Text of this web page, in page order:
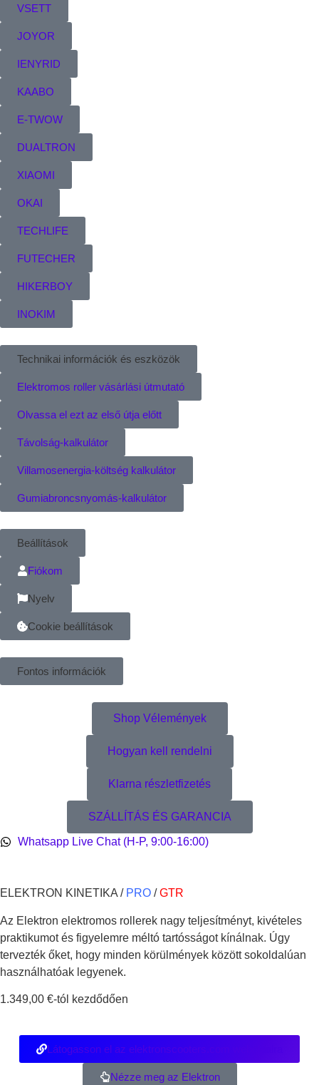
VSETT
JOYOR
IENYRID
KAABO
E-TWOW
DUALTRON
XIAOMI
OKAI
TECHLIFE
FUTECHER
HIKERBOY
INOKIM
Technikai információk és eszközök
Elektromos roller vásárlási útmutató
Olvassa el ezt az első útja előtt
Távolság-kalkulátor
Villamosenergia-költség kalkulátor
Gumiabroncsnyomás-kalkulátor
Beállítások
Fiókom
Nyelv
Cookie beállítások
Fontos információk
Shop Vélemények
Hogyan kell rendelni
Klarna részletfizetés
SZÁLLÍTÁS ÉS GARANCIA
Whatsapp Live Chat (H-P, 9:00-16:00)
ELEKTRON KINETIKA / PRO /GTR
Az Elektron elektromos rollerek nagy teljesítményt, kivételes
praktikumot és figyelemre méltó tartósságot kínálnak. Úgy
tervezték őket, hogy minden körülmények között sokoldalúan
használhatóak legyenek.
1.349,00 €-tól kezdődően
Látogasson el az elektronscooters.com weboldalra
Nézze meg az Elektron